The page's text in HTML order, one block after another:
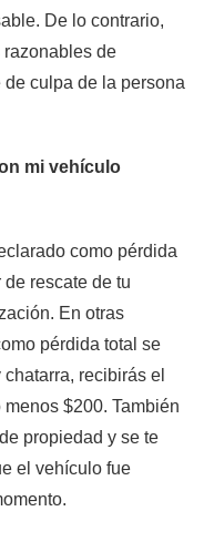
De lo contrario,
razonables de
culpa de la persona
mi vehículo
como pérdida
rescate de tu
En otras
pérdida total se
recibirás el
$200. También
propiedad y se te
el vehículo fue